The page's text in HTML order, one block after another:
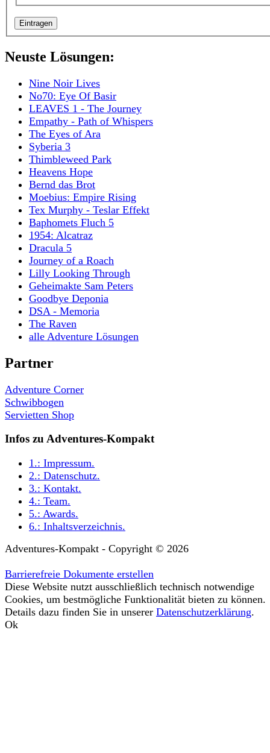
Neuste Lösungen:
Nine Noir Lives
No70: Eye Of Basir
LEAVES 1 - The Journey
Empathy - Path of Whispers
The Eyes of Ara
Syberia 3
Thimbleweed Park
Heavens Hope
Bernd das Brot
Moebius: Empire Rising
Tex Murphy - Teslar Effekt
Baphomets Fluch 5
1954: Alcatraz
Dracula 5
Journey of a Roach
Lilly Looking Through
Geheimakte Sam Peters
Goodbye Deponia
DSA - Memoria
The Raven
alle Adventure Lösungen
Partner
Adventure Corner
Schwibbogen
Servietten Shop
Infos zu Adventures-Kompakt
1.: Impressum.
2.: Datenschutz.
3.: Kontakt.
4.: Team.
5.: Awards.
6.: Inhaltsverzeichnis.
Adventures-Kompakt - Copyright © 2026
Barrierefreie Dokumente erstellen
Diese Website nutzt ausschließlich technisch notwendige
Cookies, um bestmögliche Funktionalität bieten zu können.
Details dazu finden Sie in unserer Datenschutzerklärung.
Ok